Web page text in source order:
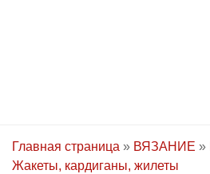
Главная страница » ВЯЗАНИЕ »
Жакеты, кардиганы, жилеты